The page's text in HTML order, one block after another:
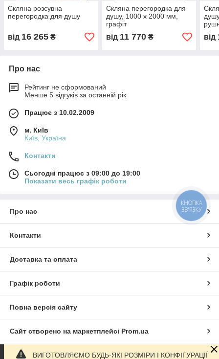
Скляна розсувна
перегородка для душу
від 16 265 ₴
Скляна перегородка для
душу, 1000 х 2000 мм,
графіт
від 11 770₴ від
Про нас
Рейтинг не сформований
Менше 5 відгуків за останній рік
Працює з 10.02.2009
м. Київ
Київ, Україна
Контакти
Сьогодні працює з 09:00 до 19:00
Показати весь графік роботи
Про нас
Контакти
Доставка та оплата
Графік роботи
Повна версія сайту
Сайт створено на маркетплейсі Prom.ua
Політика конфіденційності
ВИГОТОВЛЯЄМО БУДЬ-ЯКІ РОЗМІРИ І КОНФІГУРАЦІЇ
КНОПКА
ЗВ'ЯЗКУ